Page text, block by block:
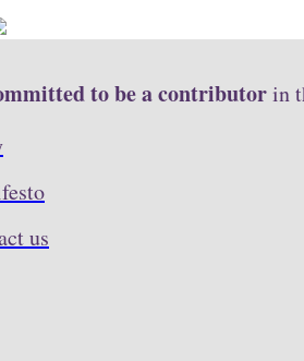
to be a contributorin
us